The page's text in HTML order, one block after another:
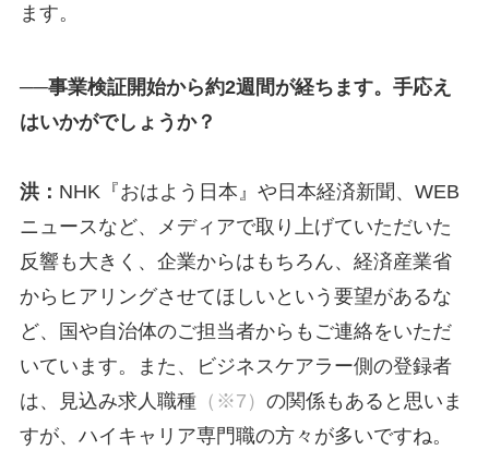
ます。
──事業検証開始から約2週間が経ちます。手応え
はいかがでしょうか？
洪： NHK『おはよう日本』や日本経済新聞、WEB
ニュースなど、メディアで取り上げていただいた
反響も大きく、企業からはもちろん、経済産業省
からヒアリングさせてほしいという要望があるな
ど、国や自治体のご担当者からもご連絡をいただ
いています。また、ビジネスケアラー側の登録者
は、見込み求人職種（※7） の関係もあると思いま
すが、ハイキャリア専門職の方々が多いですね。